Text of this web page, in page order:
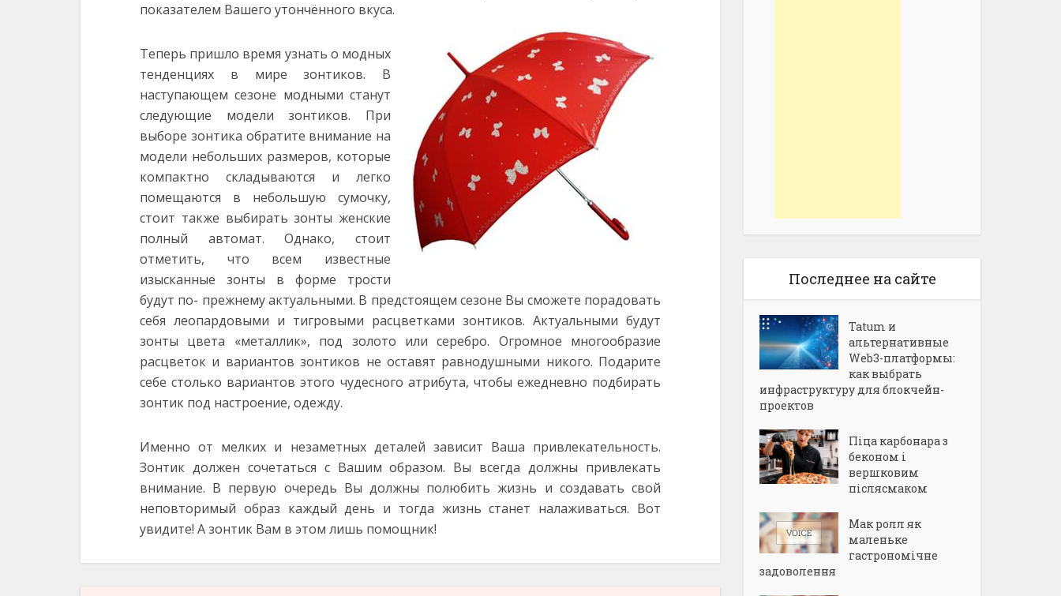
показателем Вашего утончённого вкуса.
Теперь пришло время узнать о модных
тенденциях в мире зонтиков. В
наступающем сезоне модными станут
следующие модели зонтиков. При
выборе зонтика обратите внимание на
модели небольших размеров, которые
компактно складываются и легко
помещаются в небольшую сумочку,
стоит также выбирать зонты женские
полный автомат. Однако, стоит
отметить, что всем известные
изысканные зонты в форме трости
будут по- прежнему актуальными. В предстоящем сезоне Вы сможете порадовать
себя леопардовыми и тигровыми расцветками зонтиков. Актуальными будут
зонты цвета «металлик», под золото или серебро. Огромное многообразие
расцветок и вариантов зонтиков не оставят равнодушными никого. Подарите
себе столько вариантов этого чудесного атрибута, чтобы ежедневно подбирать
зонтик под настроение, одежду.
Именно от мелких и незаметных деталей зависит Ваша привлекательность.
Зонтик должен сочетаться с Вашим образом. Вы всегда должны привлекать
внимание. В первую очередь Вы должны полюбить жизнь и создавать свой
неповторимый образ каждый день и тогда жизнь станет налаживаться. Вот
увидите! А зонтик Вам в этом лишь помощник!
Последнее на сайте
Tatum и
альтернативные
Web3-платформы:
как выбрать
инфраструктуру для блокчейн-
проектов
Піца карбонара з
беконом і
вершковим
післясмаком
Мак ролл як
маленьке
гастрономічне
задоволення